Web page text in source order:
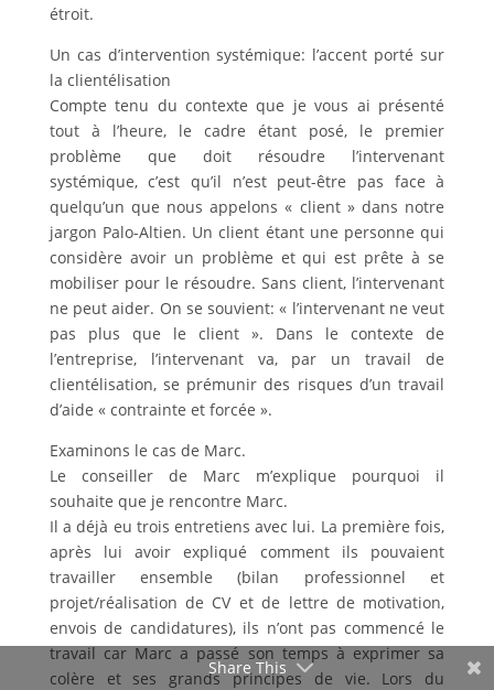
étroit.
Un cas d’intervention systémique: l’accent porté sur
la clientélisation
Compte tenu du contexte que je vous ai présenté
tout à l’heure, le cadre étant posé, le premier
problème que doit résoudre l’intervenant
systémique, c’est qu’il n’est peut-être pas face à
quelqu’un que nous appelons « client » dans notre
jargon Palo-Altien. Un client étant une personne qui
considère avoir un problème et qui est prête à se
mobiliser pour le résoudre. Sans client, l’intervenant
ne peut aider. On se souvient: « l’intervenant ne veut
pas plus que le client ». Dans le contexte de
l’entreprise, l’intervenant va, par un travail de
clientélisation, se prémunir des risques d’un travail
d’aide « contrainte et forcée ».
Examinons le cas de Marc.
Le conseiller de Marc m’explique pourquoi il
souhaite que je rencontre Marc.
Il a déjà eu trois entretiens avec lui. La première fois,
après lui avoir expliqué comment ils pouvaient
travailler ensemble (bilan professionnel et
projet/réalisation de CV et de lettre de motivation,
envois de candidatures), ils n’ont pas commencé le
travail car Marc a passé son temps à exprimer sa
colère et ses grands principes de vie. Lors du
Share This